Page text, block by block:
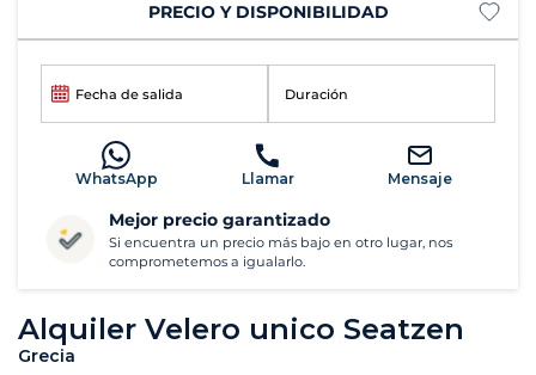
Alquiler Velero unico Seatzen
Grecia
PRECIO Y DISPONIBILIDAD
Fecha de salida Duración
WhatsApp Llamar Mensaje
Mejor precio garantizado
Si encuentra un precio más bajo en otro lugar, nos
comprometemos a igualarlo.